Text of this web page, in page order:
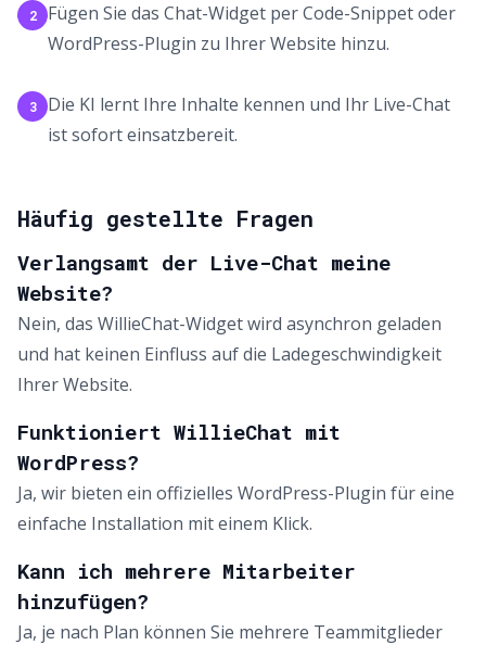
2
Fügen Sie das Chat-Widget per Code-Snippet oder
WordPress-Plugin zu Ihrer Website hinzu.
3
Die KI lernt Ihre Inhalte kennen und Ihr Live-Chat
ist sofort einsatzbereit.
Häufig gestellte Fragen
Verlangsamt der Live-Chat meine
Website?
Nein, das WillieChat-Widget wird asynchron geladen
und hat keinen Einfluss auf die Ladegeschwindigkeit
Ihrer Website.
Funktioniert WillieChat mit
WordPress?
Ja, wir bieten ein offizielles WordPress-Plugin für eine
einfache Installation mit einem Klick.
Kann ich mehrere Mitarbeiter
hinzufügen?
Ja, je nach Plan können Sie mehrere Teammitglieder